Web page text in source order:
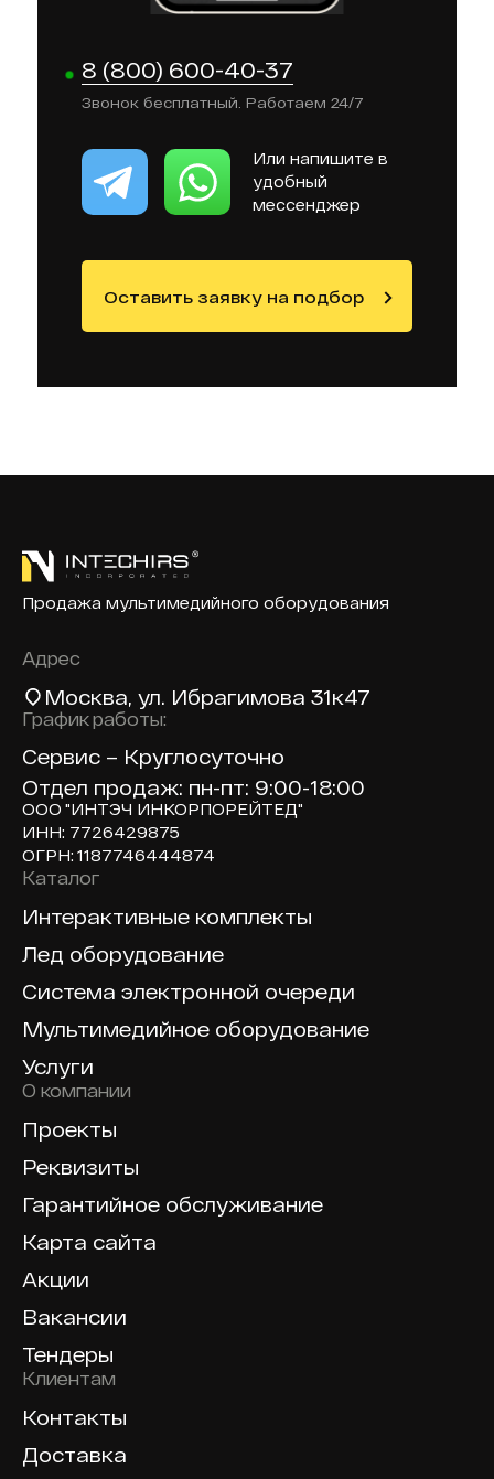
8 (800) 600-40-37
Звонок бесплатный. Работаем 24/7
Или напишите в
удобный
мессенджер
Оставить заявку на подбор
Продажа мультимедийного оборудования
Адрес
Москва, ул. Ибрагимова 31к47
График работы:
Сервис – Круглосуточно
Отдел продаж: пн-пт: 9:00-18:00
ООО "ИНТЭЧ ИНКОРПОРЕЙТЕД"
ИНН: 7726429875
ОГРН: 1187746444874
Доп навигация по сайту
Каталог
Интерактивные комплекты
Лед оборудование
Система электронной очереди
Мультимедийное оборудование
Услуги
О компании
Проекты
Реквизиты
Гарантийное обслуживание
Карта сайта
Акции
Вакансии
Тендеры
Клиентам
Контакты
Доставка